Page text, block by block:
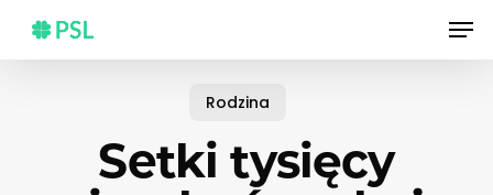
main
Rodzina
Setki tysięcy